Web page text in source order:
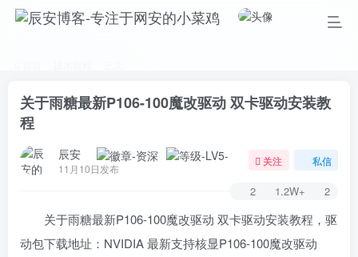
关于雨糖最新P106-100魔改驱动 双卡驱动安装教
程
辰安
11月10日发布
关注 私信
2 1.2W+ 2
关于雨糖最新P106-100魔改驱动 双卡驱动安装教程，驱
动包下载地址：NVIDIA 最新支持核显P106-100魔改驱动